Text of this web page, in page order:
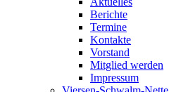
Berichte
Termine
Kontakte
Vorstand
Mitglied werden
Impressum